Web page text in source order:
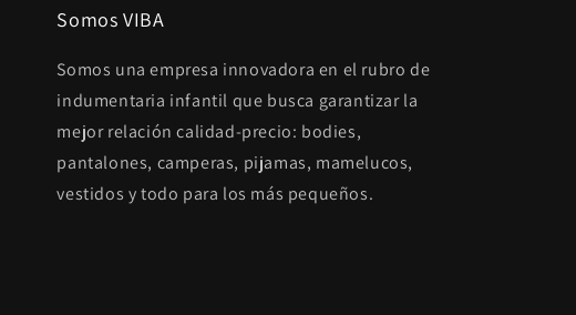
Somos VIBA
Somos una empresa innovadora en el rubro de
indumentaria infantil que busca garantizar la
mejor relación calidad-precio: bodies,
pantalones, camperas, pijamas, mamelucos,
vestidos y todo para los más pequeños.